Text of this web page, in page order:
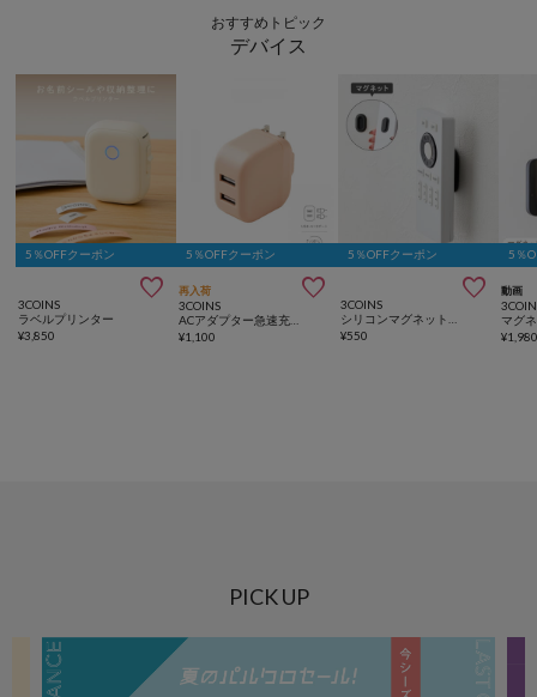
おすすめトピック
デバイス
5％OFFクーポン

3COINS
ラベルプリンター
¥3,850
5％OFFクーポン
再入荷 
3COINS
¥1,100
5％OFFクーポン

3COINS
¥550
5％
動画
¥
PICK UP